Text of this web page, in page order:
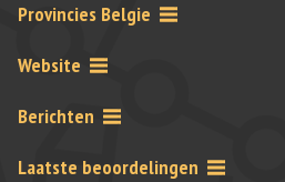
Provincies Belgie
Website
Berichten
Laatste beoordelingen